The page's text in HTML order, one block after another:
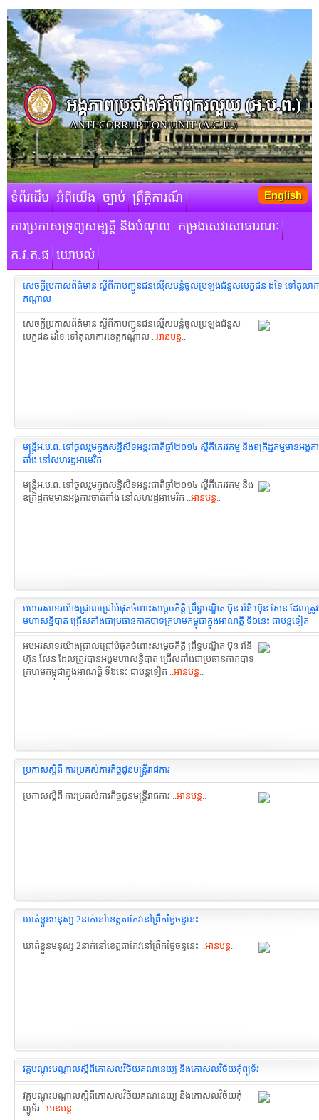
អង្គភាពប្រឆាំងអំពើពុករលួយ​ (អ.ប.ព.)
ANTI-CORRUPTION UNIT (A.C.U.)
ទំព័រដើម អំពីយើង ច្បាប់ ព្រឹត្តិការណ៍
ការប្រកាសទ្រព្យសម្បត្តិ និងបំណុល កម្រងសេវាសាធារណៈ
ក.វ.ត.ផ យោបល់
English
សេចក្តីប្រកាសព័ត៌មាន ស្តីពីកាបញ្ជូនជនល្មើសបន្លំចូលប្រឡងជំនួសបេក្ខជន ដទៃ ទៅតុលាកា
កណ្តាល
សេចក្តីប្រកាសព័ត៌មាន ស្តីពីកាបញ្ជូនជនល្មើសបន្លំចូលប្រឡងជំនួស
បេក្ខជន ដទៃ ទៅតុលាការខេត្តកណ្តាល ..អានបន្ត..
មន្ត្រីអ.ប.ព. ទៅចូលរួមក្នុងសន្និសិទអន្តរជាតិឆ្នាំ២០១៤ ស្តីកីភេរវកម្ម និងឧក្រិដ្ឋកម្មមានអង្គក
តាំង នៅសហរដ្ឋអាមេរិក
មន្ត្រីអ.ប.ព. ទៅចូលរួមក្នុងសន្និសិទអន្តរជាតិឆ្នាំ២០១៤ ស្តីកីភេរវកម្ម និង
ឧក្រិដ្ឋកម្មមានអង្គការចាត់តាំង នៅសហរដ្ឋអាមេរិក ..អានបន្ត..
អបអរសាទរយ៉ាងជ្រាលជ្រៅបំផុតចំពោះសម្តេចកិត្តិ ព្រឹទ្ធបណ្ឌិត ប៊ុន រ៉ានី ហ៊ុន សែន ដែលត្រូវ
មហាសន្និបាត ជ្រើសតាំងជាប្រធានកាកបាទក្រហមកម្ពុជាក្នុងអាណត្តិ ទី៦នេះ ជាបន្តទៀត
អបអរសាទរយ៉ាងជ្រាលជ្រៅបំផុតចំពោះសម្តេចកិត្តិ ព្រឹទ្ធបណ្ឌិត ប៊ុន រ៉ានី
ហ៊ុន សែន ដែលត្រូវបានអង្គមហាសន្និបាត ជ្រើសតាំងជាប្រធានកាកបាទ
ក្រហមកម្ពុជាក្នុងអាណត្តិ ទី៦នេះ ជាបន្តទៀត ..អានបន្ត..
ប្រកាសស្ដីពី ការប្រគស់ភារកិច្ចជូនមន្រ្ដីរាជការ
ប្រកាសស្ដីពី ការប្រគស់ភារកិច្ចជូនមន្រ្ដីរាជការ ..អានបន្ត..
ឃាត់ខ្លួនមនុស្ស 2នាក់នៅខេត្តតាកែវនៅព្រឹកថ្ងៃចន្ទនេះ
ឃាត់ខ្លួនមនុស្ស 2នាក់នៅខេត្តតាកែវនៅព្រឹកថ្ងៃចន្ទនេះ ..អានបន្ត..
វគ្គបណ្តុះបណ្តាលស្តីពីកោសលវិច័យគណនេយ្យ និងកោសលវិច័យកុំព្យូទ័រ
វគ្គបណ្តុះបណ្តាលស្តីពីកោសលវិច័យគណនេយ្យ និងកោសលវិច័យកុំ
ព្យូទ័រ ..អានបន្ត..